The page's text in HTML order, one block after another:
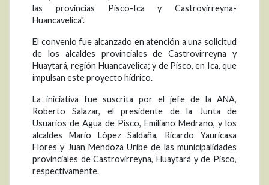
las provincias Pisco-Ica y Castrovirreyna-
Huancavelica".
El convenio fue alcanzado en atención a una solicitud
de los alcaldes provinciales de Castrovirreyna y
Huaytará, región Huancavelica; y de Pisco, en Ica, que
impulsan este proyecto hídrico.
La iniciativa fue suscrita por el jefe de la ANA,
Roberto Salazar, el presidente de la Junta de
Usuarios de Agua de Pisco, Emiliano Medrano, y los
alcaldes Mario López Saldaña, Ricardo Yauricasa
Flores y Juan Mendoza Uribe de las municipalidades
provinciales de Castrovirreyna, Huaytará y de Pisco,
respectivamente.